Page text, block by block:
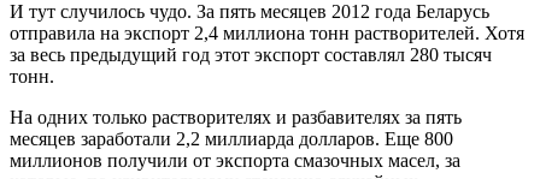
И тут случилось чудо. За пять месяцев 2012 года Беларусь
отправила на экспорт 2,4 миллиона тонн растворителей. Хотя
за весь предыдущий год этот экспорт составлял 280 тысяч
тонн.
На одних только растворителях и разбавителях за пять
месяцев заработали 2,2 миллиарда долларов. Еще 800
миллионов получили от экспорта смазочных масел, за